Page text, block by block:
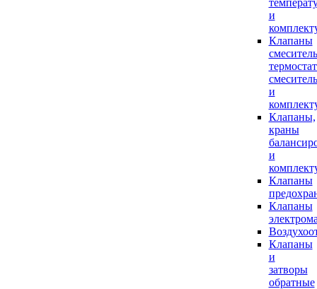
и
Клапаны
и
Клапаны,
краны
и
Клапаны
Клапаны
Клапаны
и
затворы
обратные